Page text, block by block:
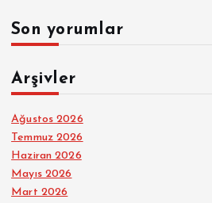
Son yorumlar
Arşivler
Ağustos 2026
Temmuz 2026
Haziran 2026
Mayıs 2026
Mart 2026